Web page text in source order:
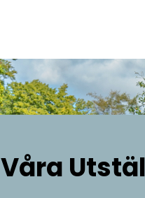
Våra